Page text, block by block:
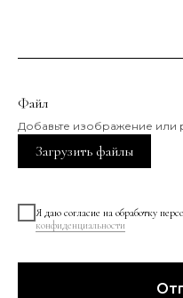
Файл
Добавьте изображение или
Загрузить файлы
Я даю согласие на обработку
конфиденциальности